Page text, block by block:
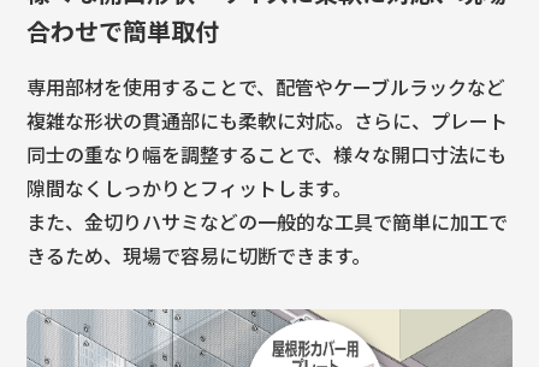
合わせで簡単取付
専用部材を使用することで、配管やケーブルラックなど
複雑な形状の貫通部にも柔軟に対応。 さらに、プレート
同士の重なり幅を調整することで、様々な開口寸法にも
隙間なくしっかりとフィットします。
また、金切りハサミなどの一般的な工具で簡単に加工で
きるため、現場で容易に切断できます。